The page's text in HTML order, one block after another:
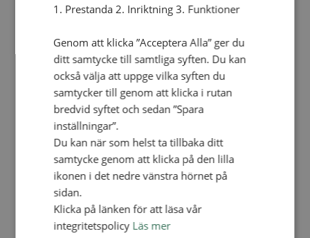
Materialbank
Redovisning och lönehantering
LOGGA IN
Dokumentbanken
Medlemsregister (NGOPRO)
Personalförsäkringar
SAMP – personalförbundet
Kontakt
Kalender
SAU
FÖR FÖRSAMLINGAR
VAD VI GÖR
1. Prestanda 2. Inriktning 3. Funktioner
Genom att klicka ”Acceptera Alla” ger du
ditt samtycke till samtliga syften. Du kan
också välja att uppge vilka syften du
samtycker till genom att klicka i rutan
bredvid syftet och sedan ”Spara
inställningar”.
Du kan när som helst ta tillbaka ditt
samtycke genom att klicka på den lilla
ikonen i det nedre vänstra hörnet på
sidan.
Klicka på länken för att läsa vår
integritetspolicy Läs mer